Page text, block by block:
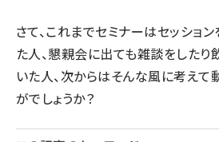
さて、これまでセミナーはセッショ
た人、懇親会に出ても雑談をしたり
いた人、次からはそんな風に考えて
がでしょうか？